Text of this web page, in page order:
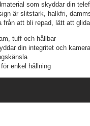
som skyddar din
är slitstark, halkfri,
från att bli repad, lätt att
tuff och hållbar
din integritet och
enkel hållning